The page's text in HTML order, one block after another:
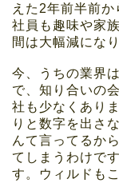
えた2年前半前
社員も趣味や家
間は大幅減にな
今、うちの業界
で、知り合いの
社も少なくあり
りと数字を出さ
んて言ってるか
てしまうわけで
す。ウィルドも